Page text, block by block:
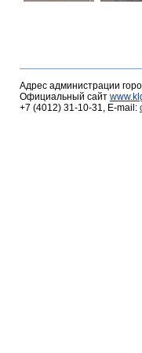
Адрес администрации
Официальный сайт
+7 (4012) 31-10-31, E-mail: